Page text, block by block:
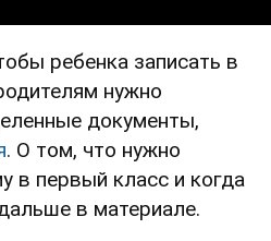
ребенка записать в
нужно
документы,
. О том, что нужно
в первый класс и когда
в материале.